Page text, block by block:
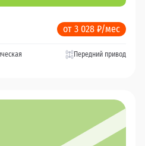
от 3 028 ₽/мес
Передний привод